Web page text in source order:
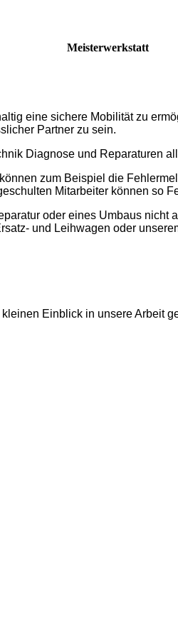
Meisterwerkstatt
eine sichere Mobilität zu
Partner zu sein.
Diagnose und Reparaturen
zum Beispiel die
Mitarbeiter können so
oder eines Umbaus nicht
und Leihwagen oder
Einblick in unsere Arbeit